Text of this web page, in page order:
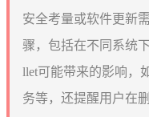
安全考量或软件更新
骤，包括在不同系统
llet可能带来的影响，
务等，还提醒用户在